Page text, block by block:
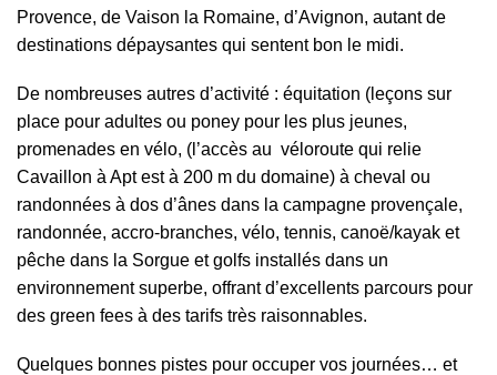
Provence, de Vaison la Romaine, d’Avignon, autant de
destinations dépaysantes qui sentent bon le midi.
De nombreuses autres d’activité : équitation (leçons sur
place pour adultes ou poney pour les plus jeunes,
promenades en vélo, (l’accès au véloroute qui relie
Cavaillon à Apt est à 200 m du domaine) à cheval ou
randonnées à dos d’ânes dans la campagne provençale,
randonnée, accro-branches, vélo, tennis, canoë/kayak et
pêche dans la Sorgue et golfs installés dans un
environnement superbe, offrant d’excellents parcours pour
des green fees à des tarifs très raisonnables.
Quelques bonnes pistes pour occuper vos journées… et